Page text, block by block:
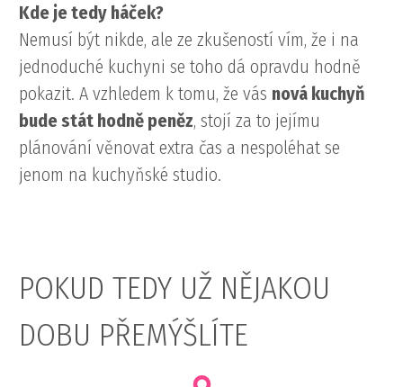
Kde je tedy háček?
Nemusí být nikde, ale ze zkušeností vím, že i na
jednoduché kuchyni se toho dá opravdu hodně
pokazit. A vzhledem k tomu, že vás nová kuchyň
bude stát hodně peněz, stojí za to jejímu
plánování věnovat extra čas a nespoléhat se
jenom na kuchyňské studio.
POKUD TEDY UŽ NĚJAKOU
DOBU PŘEMÝŠLÍTE